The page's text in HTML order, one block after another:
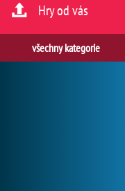
Hry od vás
všechny kategorie